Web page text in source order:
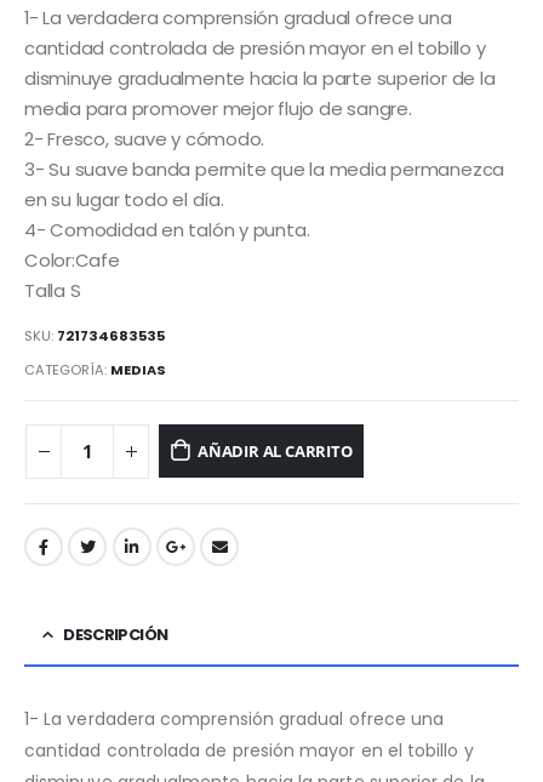
1- La verdadera comprensión gradual ofrece una
cantidad controlada de presión mayor en el tobillo y
disminuye gradualmente hacia la parte superior de la
media para promover mejor flujo de sangre.
2- Fresco, suave y cómodo.
3- Su suave banda permite que la media permanezca
en su lugar todo el día.
4- Comodidad en talón y punta.
Color:Cafe
Talla S
SKU: 721734683535
CATEGORÍA: MEDIAS
AÑADIR AL CARRITO
DESCRIPCIÓN
1- La verdadera comprensión gradual ofrece una
cantidad controlada de presión mayor en el tobillo y